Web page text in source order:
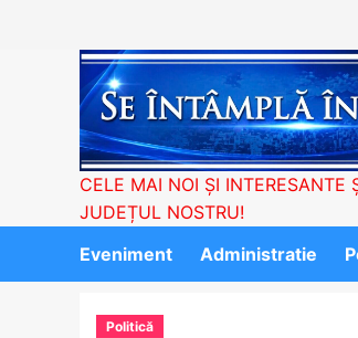
CELE MAI NOI ȘI INTERESANTE
JUDEȚUL NOSTRU!
Eveniment
Administratie
Politică